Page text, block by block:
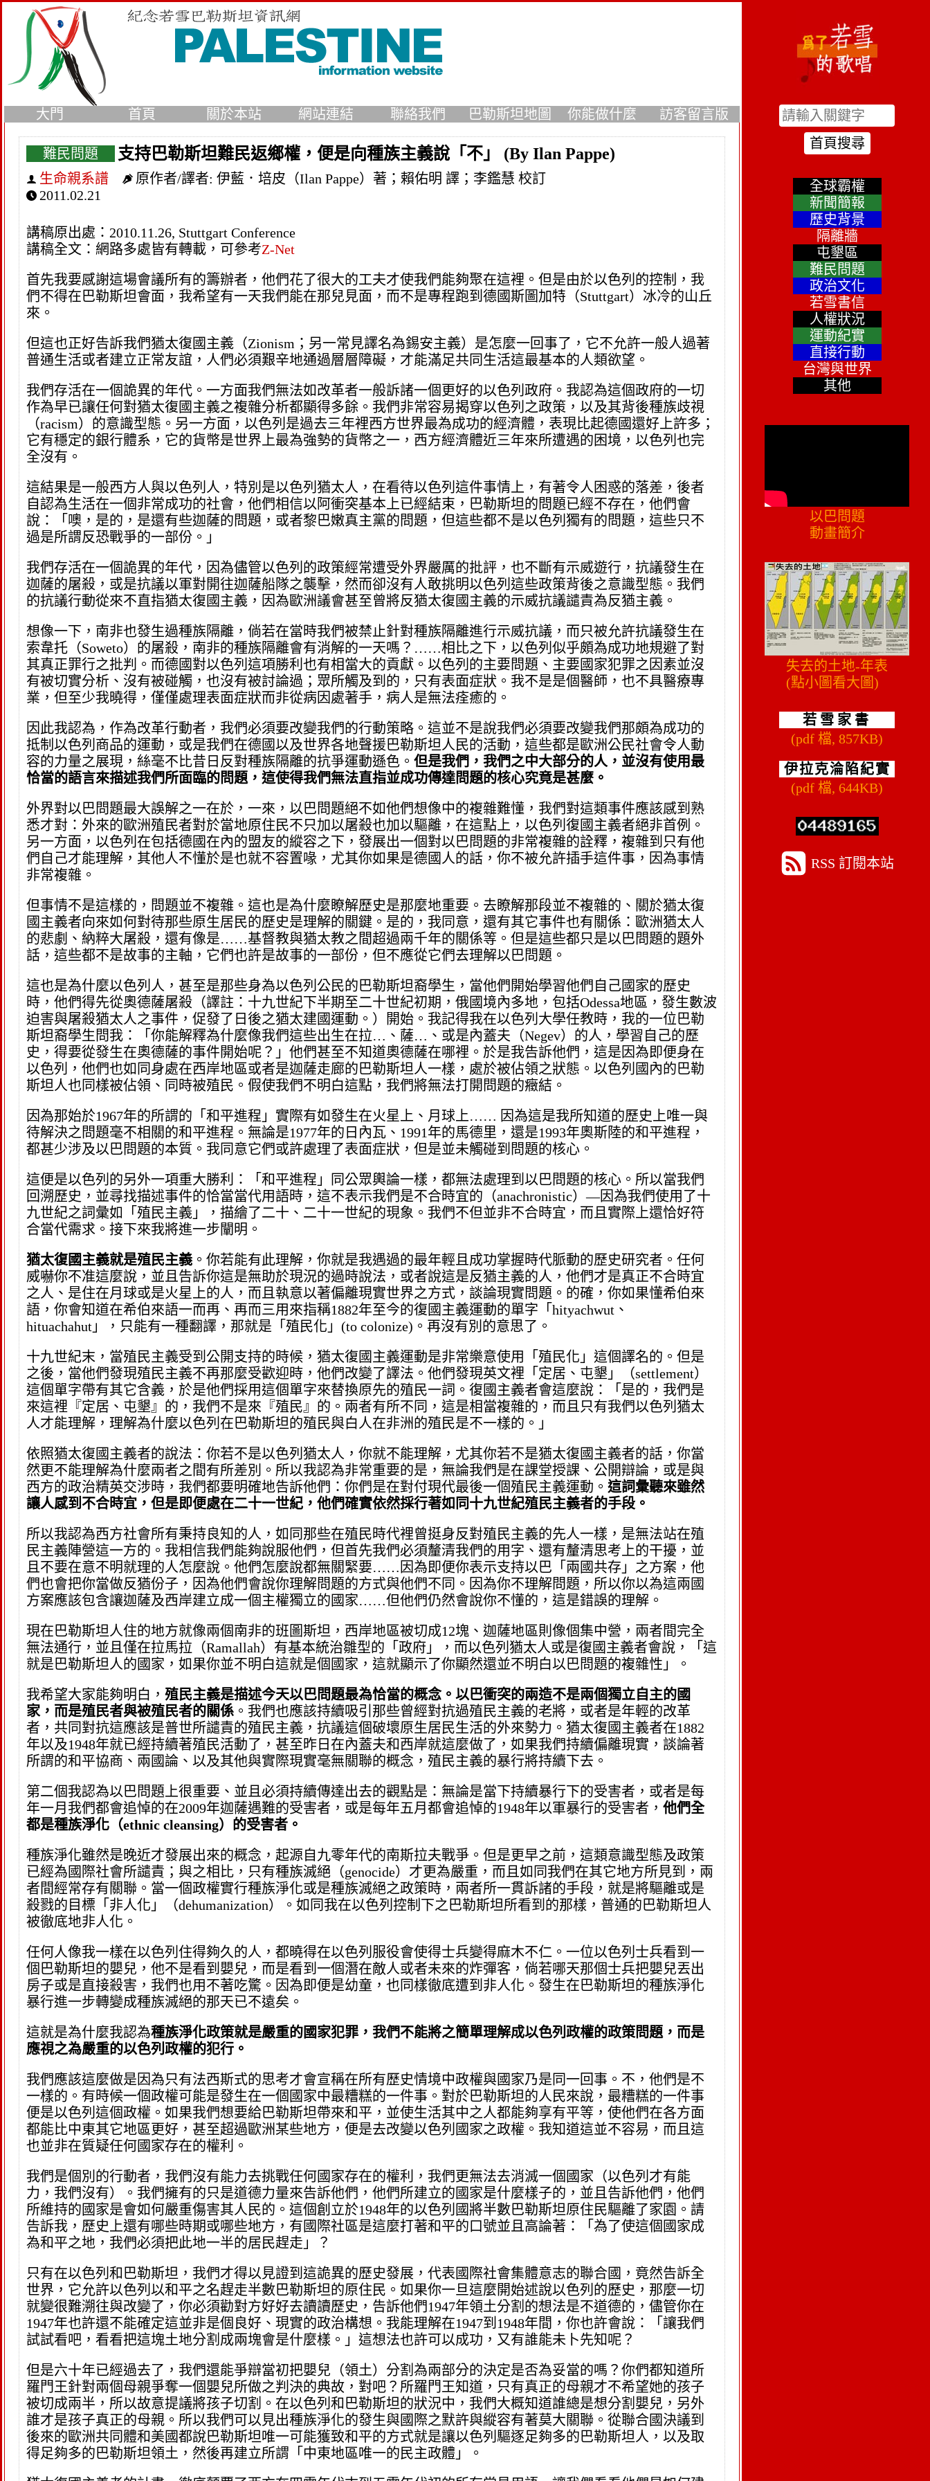
大門 首頁 關於本站 網站連結 聯絡我們 巴勒斯坦地圖 你能做什麼 訪客留言版
難民問題 支持巴勒斯坦難民返鄉權，便是向種族主義說「不」 (By Ilan Pappe)
生命親系譜 原作者/譯者: 伊藍．培皮（Ilan Pappe）著；賴佑明 譯；李鑑慧 校訂
2011.02.21
講稿原出處：2010.11.26, Stuttgart Conference
講稿全文：網路多處皆有轉載，可參考Z-Net
首先我要感謝這場會議所有的籌辦者，他們花了很大的工夫才使我們能夠聚在這裡。但是由於以色列的控制，我
們不得在巴勒斯坦會面，我希望有一天我們能在那兒見面，而不是專程跑到德國斯圖加特（Stuttgart）冰冷的山丘
來。
但這也正好告訴我們猶太復國主義（Zionism；另一常見譯名為錫安主義）是怎麼一回事了，它不允許一般人過著
普通生活或者建立正常友誼，人們必須艱辛地通過層層障礙，才能滿足共同生活這最基本的人類欲望。
我們存活在一個詭異的年代。一方面我們無法如改革者一般訴諸一個更好的以色列政府。我認為這個政府的一切
作為早已讓任何對猶太復國主義之複雜分析都顯得多餘。我們非常容易揭穿以色列之政策，以及其背後種族歧視
（racism）的意識型態。另一方面，以色列是過去三年裡西方世界最為成功的經濟體，表現比起德國還好上許多；
它有穩定的銀行體系，它的貨幣是世界上最為強勢的貨幣之一，西方經濟體近三年來所遭遇的困境，以色列也完
全沒有。
這結果是一般西方人與以色列人，特別是以色列猶太人，在看待以色列這件事情上，有著令人困惑的落差，後者
自認為生活在一個非常成功的社會，他們相信以阿衝突基本上已經結束，巴勒斯坦的問題已經不存在，他們會
說：「噢，是的，是還有些迦薩的問題，或者黎巴嫩真主黨的問題，但這些都不是以色列獨有的問題，這些只不
過是所謂反恐戰爭的一部份。」
我們存活在一個詭異的年代，因為儘管以色列的政策經常遭受外界嚴厲的批評，也不斷有示威遊行，抗議發生在
迦薩的屠殺，或是抗議以軍對開往迦薩船隊之襲擊，然而卻沒有人敢挑明以色列這些政策背後之意識型態。我們
的抗議行動從來不直指猶太復國主義，因為歐洲議會甚至曾將反猶太復國主義的示威抗議譴責為反猶主義。
想像一下，南非也發生過種族隔離，倘若在當時我們被禁止針對種族隔離進行示威抗議，而只被允許抗議發生在
索韋托（Soweto）的屠殺，南非的種族隔離會有消解的一天嗎？……相比之下，以色列似乎頗為成功地規避了對
其真正罪行之批判。而德國對以色列這項勝利也有相當大的貢獻。以色列的主要問題、主要國家犯罪之因素並沒
有被切實分析、沒有被碰觸，也沒有被討論過；眾所觸及到的，只有表面症狀。我不是是個醫師，也不具醫療專
業，但至少我曉得，僅僅處理表面症狀而非從病因處著手，病人是無法痊癒的。
因此我認為，作為改革行動者，我們必須要改變我們的行動策略。這並不是說我們必須要改變我們那頗為成功的
抵制以色列商品的運動，或是我們在德國以及世界各地聲援巴勒斯坦人民的活動，這些都是歐洲公民社會令人動
容的力量之展現，絲毫不比昔日反對種族隔離的抗爭運動遜色。 但是我們，我們之中大部分的人，並沒有使用最
恰當的語言來描述我們所面臨的問題，這使得我們無法直指並成功傳達問題的核心究竟是甚麼。
外界對以巴問題最大誤解之一在於，一來，以巴問題絕不如他們想像中的複雜難懂，我們對這類事件應該感到熟
悉才對：外來的歐洲殖民者對於當地原住民不只加以屠殺也加以驅離，在這點上，以色列復國主義者絕非首例。
另一方面，以色列在包括德國在內的盟友的縱容之下，發展出一個對以巴問題的非常複雜的詮釋，複雜到只有他
們自己才能理解，其他人不懂於是也就不容置喙，尤其你如果是德國人的話，你不被允許插手這件事，因為事情
非常複雜。
但事情不是這樣的，問題並不複雜。這也是為什麼瞭解歷史是那麼地重要。去瞭解那段並不複雜的、關於猶太復
國主義者向來如何對待那些原生居民的歷史是理解的關鍵。是的，我同意，還有其它事件也有關係：歐洲猶太人
的悲劇、納粹大屠殺，還有像是……基督教與猶太教之間超過兩千年的關係等。但是這些都只是以巴問題的題外
話，這些都不是故事的主軸，它們也許是故事的一部份，但不應從它們去理解以巴問題。
這也是為什麼以色列人，甚至是那些身為以色列公民的巴勒斯坦裔學生，當他們開始學習他們自己國家的歷史
時，他們得先從奧德薩屠殺（譯註：十九世紀下半期至二十世紀初期，俄國境內多地，包括Odessa地區，發生數波
迫害與屠殺猶太人之事件，促發了日後之猶太建國運動。）開始。我記得我在以色列大學任教時，我的一位巴勒
斯坦裔學生問我：「你能解釋為什麼像我們這些出生在拉…、薩…、或是內蓋夫（Negev）的人，學習自己的歷
史，得要從發生在奧德薩的事件開始呢？」他們甚至不知道奧德薩在哪裡。於是我告訴他們，這是因為即便身在
以色列，他們也如同身處在西岸地區或者是迦薩走廊的巴勒斯坦人一樣，處於被佔領之狀態。以色列國內的巴勒
斯坦人也同樣被佔領、同時被殖民。假使我們不明白這點，我們將無法打開問題的癥結。
因為那始於1967年的所謂的「和平進程」實際有如發生在火星上、月球上…… 因為這是我所知道的歷史上唯一與
待解決之問題毫不相關的和平進程。無論是1977年的日內瓦、1991年的馬德里，還是1993年奧斯陸的和平進程，
都甚少涉及以巴問題的本質。我同意它們或許處理了表面症狀，但是並未觸碰到問題的核心。
這便是以色列的另外一項重大勝利：「和平進程」同公眾輿論一樣，都無法處理到以巴問題的核心。所以當我們
回溯歷史，並尋找描述事件的恰當當代用語時，這不表示我們是不合時宜的（anachronistic）—因為我們使用了十
九世紀之詞彙如「殖民主義」，描繪了二十、二十一世紀的現象。我們不但並非不合時宜，而且實際上還恰好符
合當代需求。接下來我將進一步闡明。
猶太復國主義就是殖民主義 。你若能有此理解，你就是我遇過的最年輕且成功掌握時代脈動的歷史研究者。任何
威嚇你不准這麼說，並且告訴你這是無助於現況的過時說法，或者說這是反猶主義的人，他們才是真正不合時宜
之人、是住在月球或是火星上的人，而且執意以著偏離現實世界之方式，談論現實問題。的確，你如果懂希伯來
語，你會知道在希伯來語一而再、再而三用來指稱1882年至今的復國主義運動的單字「hityachwut、
hituachahut」，只能有一種翻譯，那就是「殖民化」(to colonize)。再沒有別的意思了。
十九世紀末，當殖民主義受到公開支持的時候，猶太復國主義運動是非常樂意使用「殖民化」這個譯名的。但是
之後，當他們發現殖民主義不再那麼受歡迎時，他們改變了譯法。他們發現英文裡「定居、屯墾」（settlement）
這個單字帶有其它含義，於是他們採用這個單字來替換原先的殖民一詞。復國主義者會這麼說：「是的，我們是
來這裡『定居、屯墾』的，我們不是來『殖民』的。兩者有所不同，這是相當複雜的，而且只有我們以色列猶太
人才能理解，理解為什麼以色列在巴勒斯坦的殖民與白人在非洲的殖民是不一樣的。」
依照猶太復國主義者的說法：你若不是以色列猶太人，你就不能理解，尤其你若不是猶太復國主義者的話，你當
然更不能理解為什麼兩者之間有所差別。所以我認為非常重要的是，無論我們是在課堂授課、公開辯論，或是與
西方的政治精英交涉時，我們都要明確地告訴他們：你們是在對付現代最後一個殖民主義運動。 這詞彙聽來雖然
讓人感到不合時宜，但是即便處在二十一世紀，他們確實依然採行著如同十九世紀殖民主義者的手段。
所以我認為西方社會所有秉持良知的人，如同那些在殖民時代裡曾挺身反對殖民主義的先人一樣，是無法站在殖
民主義陣營這一方的。我相信我們能夠說服他們，但首先我們必須釐清我們的用字、還有釐清思考上的干擾，並
且不要在意不明就理的人怎麼說。他們怎麼說都無關緊要……因為即便你表示支持以巴「兩國共存」之方案，他
們也會把你當做反猶份子，因為他們會說你理解問題的方式與他們不同。因為你不理解問題，所以你以為這兩國
方案應該包含讓迦薩及西岸建立成一個主權獨立的國家……但他們仍然會說你不懂的，這是錯誤的理解。
現在巴勒斯坦人住的地方就像兩個南非的班圖斯坦，西岸地區被切成12塊、迦薩地區則像個集中營，兩者間完全
無法通行，並且僅在拉馬拉（Ramallah）有基本統治雛型的「政府」，而以色列猶太人或是復國主義者會說，「這
就是巴勒斯坦人的國家，如果你並不明白這就是個國家，這就顯示了你顯然還並不明白以巴問題的複雜性」。
我希望大家能夠明白， 殖民主義是描述今天以巴問題最為恰當的概念。以巴衝突的兩造不是兩個獨立自主的國
家，而是殖民者與被殖民者的關係 。我們也應該持續吸引那些曾經對抗過殖民主義的老將，或者是年輕的改革
者，共同對抗這應該是普世所譴責的殖民主義，抗議這個破壞原生居民生活的外來勢力。猶太復國主義者在1882
年以及1948年就已經持續著殖民活動了，甚至昨日在內蓋夫和西岸就這麼做了，如果我們持續偏離現實，談論著
所謂的和平協商、兩國論、以及其他與實際現實毫無關聯的概念，殖民主義的暴行將持續下去。
第二個我認為以巴問題上很重要、並且必須持續傳達出去的觀點是：無論是當下持續暴行下的受害者，或者是每
年一月我們都會追悼的在2009年迦薩遇難的受害者，或是每年五月都會追悼的1948年以軍暴行的受害者， 他們全
都是種族淨化（ethnic cleansing）的受害者。
種族淨化雖然是晚近才發展出來的概念，起源自九零年代的南斯拉夫戰爭。但是更早之前，這類意識型態及政策
已經為國際社會所譴責；與之相比，只有種族滅絕（genocide）才更為嚴重，而且如同我們在其它地方所見到，兩
者間經常存有關聯。當一個政權實行種族淨化或是種族滅絕之政策時，兩者所一貫訴諸的手段，就是將驅離或是
殺戮的目標「非人化」（dehumanization）。如同我在以色列控制下之巴勒斯坦所看到的那樣，普通的巴勒斯坦人
被徹底地非人化。
任何人像我一樣在以色列住得夠久的人，都曉得在以色列服役會使得士兵變得麻木不仁。一位以色列士兵看到一
個巴勒斯坦的嬰兒，他不是看到嬰兒，而是看到一個潛在敵人或者未來的炸彈客，倘若哪天那個士兵把嬰兒丟出
房子或是直接殺害，我們也用不著吃驚。因為即便是幼童，也同樣徹底遭到非人化。發生在巴勒斯坦的種族淨化
暴行進一步轉變成種族滅絕的那天已不遠矣。
這就是為什麼我認為種族淨化政策就是嚴重的國家犯罪，我們不能將之簡單理解成以色列政權的政策問題，而是
應視之為嚴重的以色列政權的犯行。
我們應該這麼做是因為只有法西斯式的思考才會宣稱在所有歷史情境中政權與國家乃是同一回事。不，他們是不
一樣的。有時候一個政權可能是發生在一個國家中最糟糕的一件事。對於巴勒斯坦的人民來說，最糟糕的一件事
便是以色列這個政權。如果我們想要給巴勒斯坦帶來和平，並使生活其中之人都能夠享有平等，使他們在各方面
都能比中東其它地區更好，甚至超過歐洲某些地方，便是去改變以色列國家之政權。我知道這並不容易，而且這
也並非在質疑任何國家存在的權利。
我們是個別的行動者，我們沒有能力去挑戰任何國家存在的權利，我們更無法去消滅一個國家（以色列才有能
力，我們沒有）。我們擁有的只是道德力量來告訴他們，他們所建立的國家是什麼樣子的，並且告訴他們，他們
所維持的國家是會如何嚴重傷害其人民的。這個創立於1948年的以色列國將半數巴勒斯坦原住民驅離了家園。請
告訴我，歷史上還有哪些時期或哪些地方，有國際社區是這麼打著和平的口號並且高論著：「為了使這個國家成
為和平之地，我們必須把此地一半的居民趕走」？
只有在以色列和巴勒斯坦，我們才得以見證到這詭異的歷史發展，代表國際社會集體意志的聯合國，竟然告訴全
世界，它允許以色列以和平之名趕走半數巴勒斯坦的原住民。如果你一旦這麼開始述說以色列的歷史，那麼一切
就變很難溯往與改變了，你必須勸對方好好去讀讀歷史，告訴他們1947年領土分割的想法是不道德的，儘管你在
1947年也許還不能確定這並非是個良好、現實的政治構想。我能理解在1947到1948年間，你也許會說：「讓我們
試試看吧，看看把這塊土地分割成兩塊會是什麼樣。」這想法也許可以成功，又有誰能未卜先知呢？
但是六十年已經過去了，我們還能爭辯當初把嬰兒（領土）分割為兩部分的決定是否為妥當的嗎？你們都知道所
羅門王針對兩個母親爭奪一個嬰兒所做之判決的典故，對吧？所羅門王知道，只有真正的母親才不希望她的孩子
被切成兩半，所以故意提議將孩子切割。在以色列和巴勒斯坦的狀況中，我們大概知道誰總是想分割嬰兒，另外
誰才是孩子真正的母親。所以我們可以見出種族淨化的發生與國際之默許與縱容有著莫大關聯。從聯合國決議到
後來的歐洲共同體和美國都說巴勒斯坦唯一可能獲致和平的方式就是讓以色列驅逐足夠多的巴勒斯坦人，以及取
得足夠多的巴勒斯坦領土，然後再建立所謂「中東地區唯一的民主政體」。
全球霸權
新聞簡報
歷史背景
隔離牆
屯墾區
難民問題
政治文化
若雪書信
人權狀況
運動紀實
直接行動
台灣與世界
其他
以巴問題
動畫簡介
失去的土地-年表
(點小圖看大圖)
若雪家書
(pdf 檔, 857KB)
伊拉克淪陷紀實
(pdf 檔, 644KB)
RSS 訂閱本站